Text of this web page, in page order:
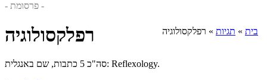
- פרסומת -
בית » תגיות » רפלקסולוגיה רפלקסולוגיה
סה"כ 5 כתבות, שם באנגלית: Reflexology.